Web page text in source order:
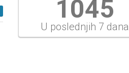
1045
U poslednjih 7 dana